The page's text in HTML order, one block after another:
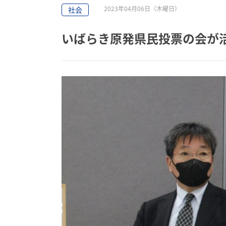
社会 2023年04月06日（木曜日）
いばらき原発県民投票の会が